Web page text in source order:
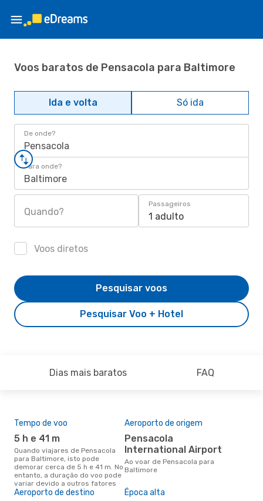
Voos baratos de Pensacola para Baltimore
Ida e volta Só ida
De onde?
Pensacola
Para onde?
Baltimore
Quando?
Passageiros
1 adulto
Voos diretos
Pesquisar Voo + Hotel
Pesquisar voos
Dias mais baratos FAQ
Tempo de voo
5 h e 41 m
Quando viajares de Pensacola
para Baltimore, isto pode
demorar cerca de 5 h e 41 m. No
entanto, a duração do voo pode
variar devido a outros fatores
Aeroporto de origem
Pensacola
International Airport
Ao voar de Pensacola para
Baltimore
Aeroporto de destino Época alta